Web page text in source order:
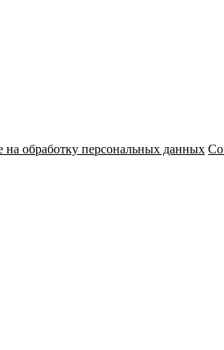
на обработку персональных данных